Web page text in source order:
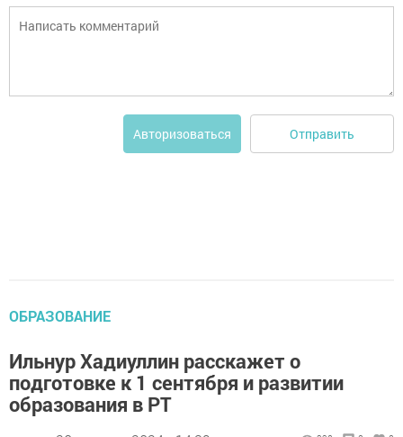
Авторизоваться Отправить
ОБРАЗОВАНИЕ
Ильнур Хадиуллин расскажет о
подготовке к 1 сентября и развитии
образования в РТ